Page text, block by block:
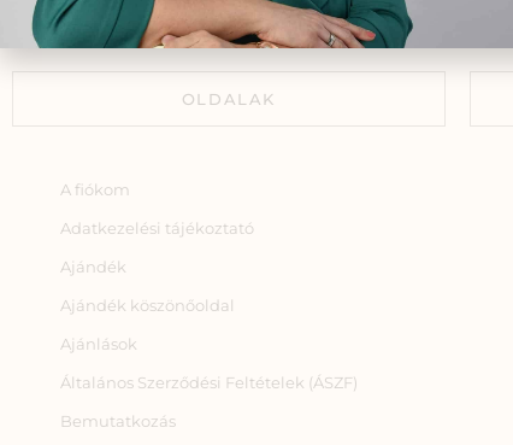
OLDALAK
A fiókom
Adatkezelési tájékoztató
Ajándék
Ajándék köszönőoldal
Ajánlások
Általános Szerződési Feltételek (ÁSZF)
Bemutatkozás